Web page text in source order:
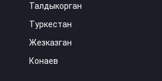
Талдыкорган
Туркестан
Жезказган
Конаев